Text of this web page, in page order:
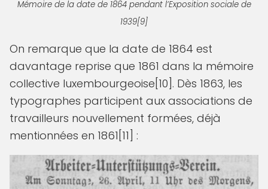
Mémoire de la date de 1864 pendant l’Exposition sociale de
1939[9]
On remarque que la date de 1864 est
davantage reprise que 1861 dans la mémoire
collective luxembourgeoise[10]. Dès 1863, les
typographes participent aux associations de
travailleurs nouvellement formées, déjà
mentionnées en 1861[11] :